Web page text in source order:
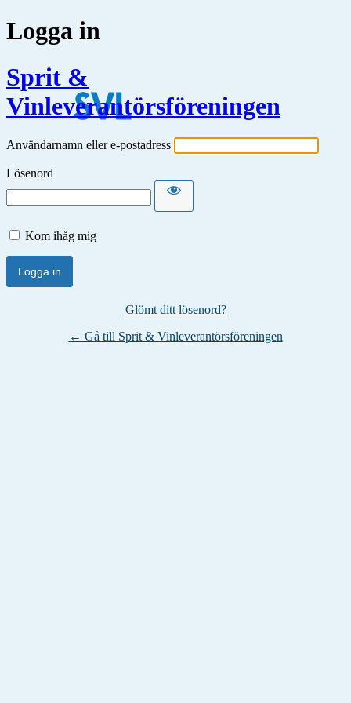
Logga in
Sprit &
Vinleverantörsföreningen
Användarnamn eller e-postadress
Lösenord
Kom ihåg mig
Glömt ditt lösenord?
← Gå till Sprit & Vinleverantörsföreningen